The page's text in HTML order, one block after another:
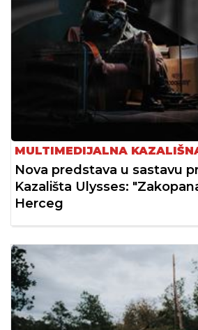
MULTIMEDIJALNA
Nova predstava u sastavu
Kazališta Ulysses:
Herceg